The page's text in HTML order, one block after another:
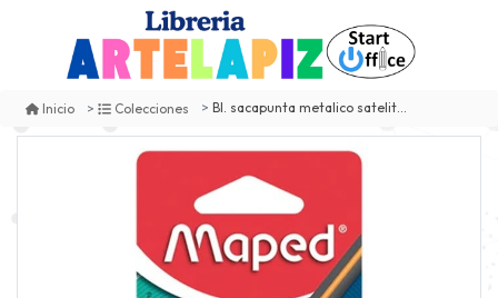
Inicio Colecciones Bl. sacapunta metalico satelite maped